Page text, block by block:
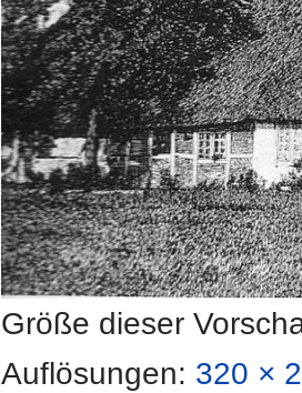
Größe dieser
Auflösungen: 320 ×